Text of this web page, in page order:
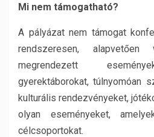
Mi nem támogatható?
A pályázat nem támogat
rendszeresen, alapvetően
megrendezett
gyerektáborokat, túlnyomóan
kulturális rendezvényeket,
olyan eseményeket,
célcsoportokat.